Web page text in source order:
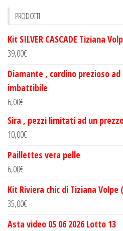
PRODOTTI
Kit SILVER CASCADE Tiziana
39,00€
Diamante , cordino prezioso
imbattibile
6,00€
Sira , pezzi limitati ad un
10,00€
Paillettes vera pelle
6,00€
Kit Riviera chic di Tiziana Volpe
35,00€
Asta video 05 06 2026 Lotto 13